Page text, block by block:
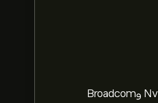
استعد لعام 2026 مع أسهم الذكاء الاصطناعي. تعمّق في إمكانيات شركات Nvidia وBroadcom